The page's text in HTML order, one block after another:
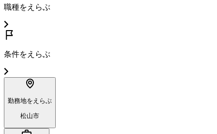
職種をえらぶ
条件をえらぶ
勤務地をえらぶ
松山市